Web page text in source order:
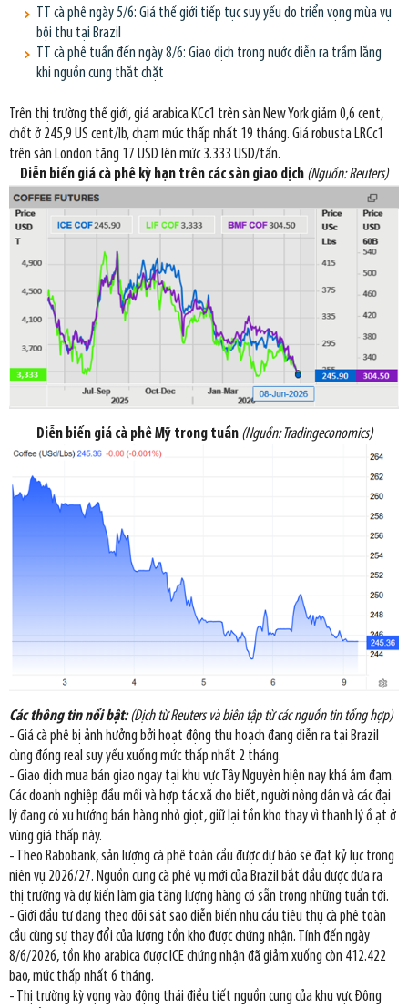
TT cà phê ngày 5/6: Giá thế giới tiếp tục suy yếu do triển vọng mùa vụ
bội thu tại Brazil
TT cà phê tuần đến ngày 8/6: Giao dịch trong nước diễn ra trầm lắng
khi nguồn cung thắt chặt
Trên thị trường thế giới, giá arabica KCc1 trên sàn New York giảm 0,6 cent,
chốt ở 245,9 US cent/lb, chạm mức thấp nhất 19 tháng. Giá robusta LRCc1
trên sàn London tăng 17 USD lên mức 3.333 USD/tấn.
Diễn biến giá cà phê kỳ hạn trên các sàn giao dịch (Nguồn: Reuters)
Diễn biến giá cà phê Mỹ trong tuần (Nguồn:Tradingeconomics)
Các thông tin nổi bật:(Dịch từ Reuters và biên tập từ các nguồn tin tổng hợp)
- Giá cà phê bị ảnh hưởng bởi hoạt động thu hoạch đang diễn ra tại Brazil
cùng đồng real suy yếu xuống mức thấp nhất 2 tháng.
- Giao dịch mua bán giao ngay tại khu vực Tây Nguyên hiện nay khá ảm đạm.
Các doanh nghiệp đầu mối và hợp tác xã cho biết, người nông dân và các đại
lý đang có xu hướng bán hàng nhỏ giọt, giữ lại tồn kho thay vì thanh lý ồ ạt ở
vùng giá thấp này.
- Theo Rabobank, sản lượng cà phê toàn cầu được dự báo sẽ đạt kỷ lục trong
niên vụ 2026/27. Nguồn cung cà phê vụ mới của Brazil bắt đầu được đưa ra
thị trường và dự kiến làm gia tăng lượng hàng có sẵn trong những tuần tới.
- Giới đầu tư đang theo dõi sát sao diễn biến nhu cầu tiêu thụ cà phê toàn
cầu cùng sự thay đổi của lượng tồn kho được chứng nhận. Tính đến ngày
8/6/2026, tồn kho arabica được ICE chứng nhận đã giảm xuống còn 412.422
bao, mức thấp nhất 6 tháng.
- Thị trường kỳ vọng vào động thái điều tiết nguồn cung của khu vực Đông